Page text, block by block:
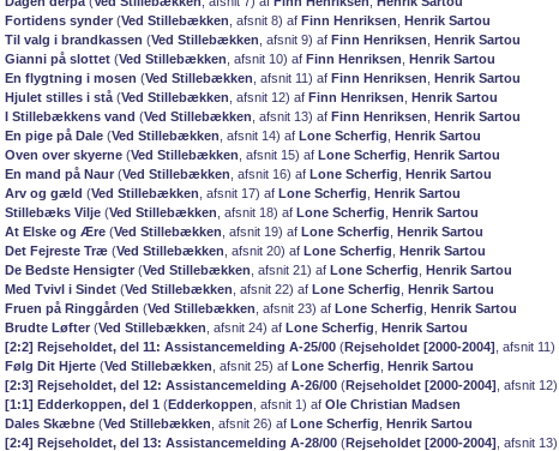
Fortidens synder (Ved Stillebækken , afsnit 8) af Finn Henriksen Henrik Sartou
Til valg i brandkassen (Ved Stillebækken , afsnit 9) af Finn Henriksen Henrik Sartou
Gianni på slottet (Ved Stillebækken , afsnit 10) af Finn Henriksen Henrik Sartou
En flygtning i mosen (Ved Stillebækken , afsnit 11) af Finn Henriksen Henrik Sartou
Hjulet stilles i stå (Ved Stillebækken , afsnit 12) af Finn Henriksen Henrik Sartou
I Stillebækkens vand (Ved Stillebækken , afsnit 13) af Finn Henriksen Henrik Sartou
En pige på Dale (Ved Stillebækken , afsnit 14) af Lone Scherfig Henrik Sartou
Oven over skyerne (Ved Stillebækken , afsnit 15) af Lone Scherfig Henrik Sartou
En mand på Naur (Ved Stillebækken , afsnit 16) af Lone Scherfig Henrik Sartou
Arv og gæld (Ved Stillebækken , afsnit 17) af Lone Scherfig Henrik Sartou
Stillebæks Vilje (Ved Stillebækken , afsnit 18) af Lone Scherfig Henrik Sartou
At Elske og Ære (Ved Stillebækken , afsnit 19) af Lone Scherfig Henrik Sartou
Det Fejreste Træ (Ved Stillebækken , afsnit 20) af Lone Scherfig Henrik Sartou
De Bedste Hensigter (Ved Stillebækken , afsnit 21) af Lone Scherfig Henrik Sartou
Med Tvivl i Sindet (Ved Stillebækken , afsnit 22) af Lone Scherfig Henrik Sartou
Fruen på Ringgården (Ved Stillebækken , afsnit 23) af Lone Scherfig Henrik Sartou
Brudte Løfter (Ved Stillebækken , afsnit 24) af Lone Scherfig Henrik Sartou
[2:2] Rejseholdet, del 11: Assistancemelding A-25/00 (Rejseholdet [2000-2004] , afsnit 11)
Følg Dit Hjerte (Ved Stillebækken , afsnit 25) af Lone Scherfig Henrik Sartou
[2:3] Rejseholdet, del 12: Assistancemelding A-26/00 (Rejseholdet [2000-2004] , afsnit
[1:1] Edderkoppen, del 1 (Edderkoppen , afsnit 1) af Ole Christian Madsen
Dales Skæbne (Ved Stillebækken , afsnit 26) af Lone Scherfig Henrik Sartou
[2:4] Rejseholdet, del 13: Assistancemelding A-28/00 (Rejseholdet [2000-2004] , afsnit